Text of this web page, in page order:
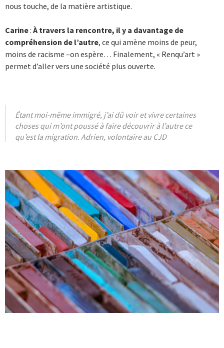
nous touche, de la matière artistique.
Carine: À travers la rencontre, il y a davantage de
compréhension de l’autre, ce qui amène moins de peur,
moins de racisme –on espère… Finalement, « Renqu’art »
permet d’aller vers une société plus ouverte.
Étant moi-même immigré, j’ai dû voir et vivre certaines
choses qui m’ont poussé à faire découvrir à l’autre ce
qu’est la migration. Adrien, volontaire au CJD